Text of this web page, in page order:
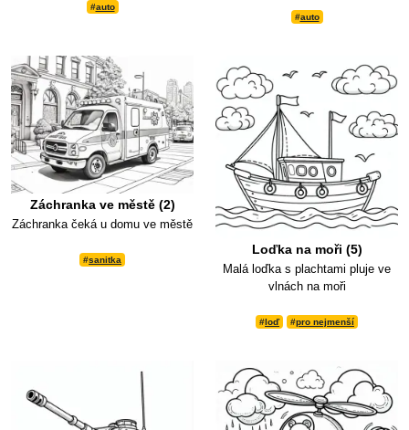
#auto
#auto
Záchranka ve městě (2)
Záchranka čeká u domu ve městě
#sanitka
Loďka na moři (5)
Malá loďka s plachtami pluje ve
vlnách na moři
#loď #pro nejmenší